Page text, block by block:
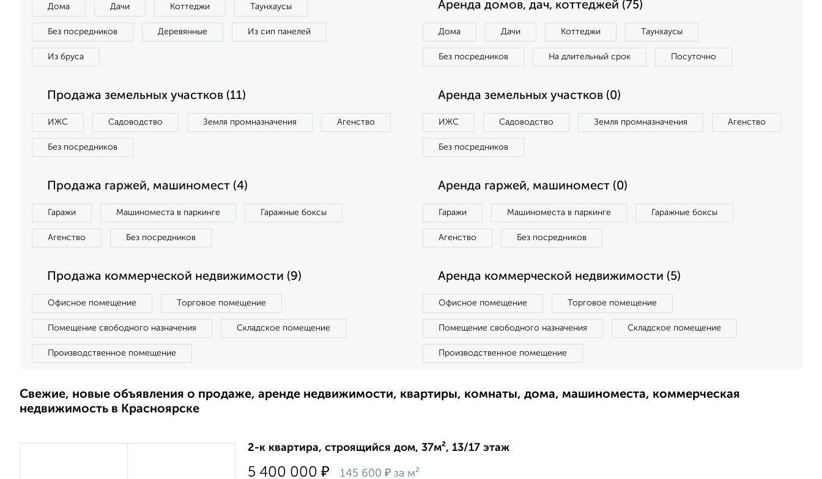
Дома Дачи Коттеджи Таунхаусы
Без посредников Деревянные Из сип панелей
Из бруса
Аренда домов, дач, коттеджей (75)
Дома Дачи Коттеджи Таунхаусы
Без посредников На длительный срок Посуточно
Продажа земельных участков (11)
ИЖС Садоводство Земля промназначения Агенство
Без посредников
Аренда земельных участков (0)
ИЖС Садоводство Земля промназначения Агенство
Без посредников
Продажа гаржей, машиномест (4)
Гаражи Машиноместа в паркинге Гаражные боксы
Агенство Без посредников
Аренда гаржей, машиномест (0)
Гаражи Машиноместа в паркинге Гаражные боксы
Агенство Без посредников
Продажа коммерческой недвижимости (9)
Офисное помещение Торговое помещение
Помещение свободного назначения Складское помещение
Производственное помещение
Аренда коммерческой недвижимости (5)
Офисное помещение Торговое помещение
Помещение свободного назначения Складское помещение
Производственное помещение
Свежие, новые объявления о продаже, аренде недвижимости, квартиры, комнаты, дома, машиноместа, коммерческая
недвижимость в Красноярске
2-к квартира, строящийся дом, 37м², 13/17 этаж
5 400 000 ₽ 145 600 ₽ за м²